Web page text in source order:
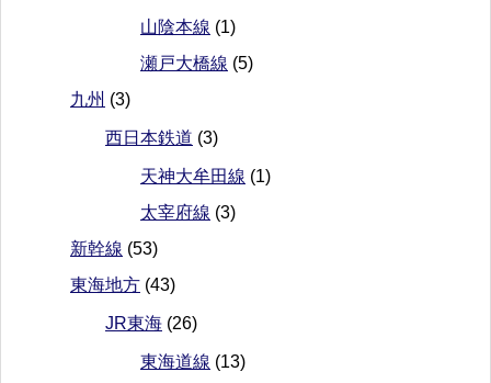
山陰本線 (1)
瀬戸大橋線 (5)
九州 (3)
西日本鉄道 (3)
天神大牟田線 (1)
太宰府線 (3)
新幹線 (53)
東海地方 (43)
JR東海 (26)
東海道線 (13)